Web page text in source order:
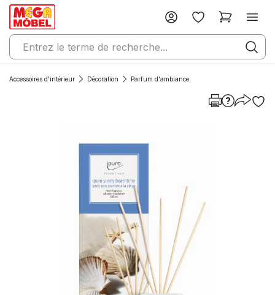
Accessoires d'intérieur Décoration Parfum d'ambiance